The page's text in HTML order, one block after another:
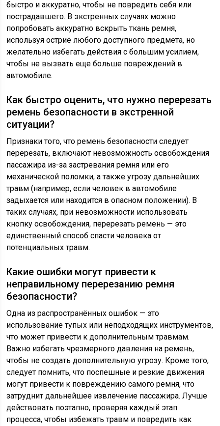
быстро и аккуратно, чтобы не повредить себя или
пострадавшего. В экстренных случаях можно
попробовать аккуратно вскрыть ткань ремня,
используя остриё любого доступного предмета, но
желательно избегать действия с большим усилием,
чтобы не вызвать еще больше повреждений в
автомобиле.
Как быстро оценить, что нужно перерезать
ремень безопасности в экстренной
ситуации?
Признаки того, что ремень безопасности следует
перерезать, включают невозможность освобождения
пассажира из-за застревания ремня или его
механической поломки, а также угрозу дальнейших
травм (например, если человек в автомобиле
задыхается или находится в опасном положении). В
таких случаях, при невозможности использовать
кнопку освобождения, перерезать ремень — это
единственный способ спасти человека от
потенциальных травм.
Какие ошибки могут привести к
неправильному перерезанию ремня
безопасности?
Одна из распространённых ошибок — это
использование тупых или неподходящих инструментов,
что может привести к дополнительным травмам.
Важно избегать чрезмерного давления на ремень,
чтобы не создать дополнительную угрозу. Кроме того,
следует помнить, что поспешные и резкие движения
могут привести к повреждению самого ремня, что
затруднит дальнейшее извлечение пассажира. Лучше
действовать поэтапно, проверяя каждый этап
процесса, чтобы избежать травм и повредить как